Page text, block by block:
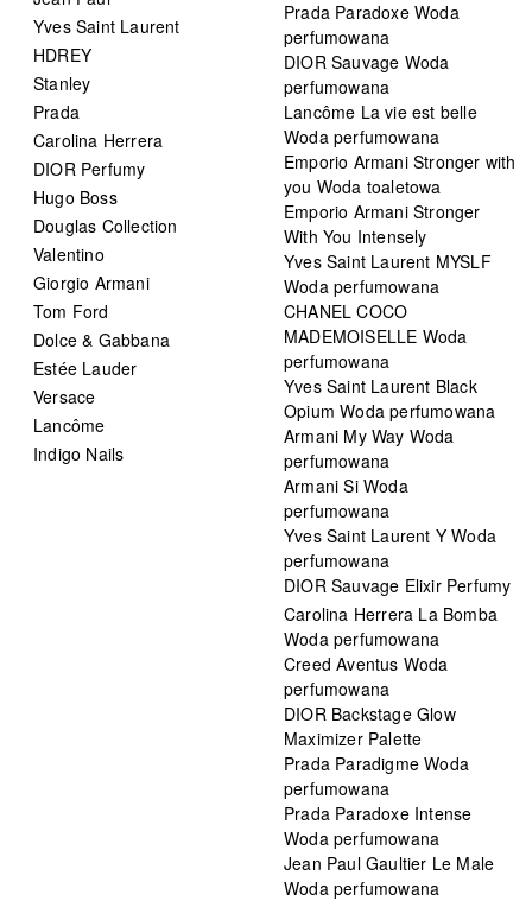
Yves Saint Laurent
HDREY
Stanley
Prada
Carolina Herrera
DIOR Perfumy
Hugo Boss
Douglas Collection
Valentino
Giorgio Armani
Tom Ford
Dolce & Gabbana
Estée Lauder
Versace
Lancôme
Indigo Nails
Prada Paradoxe Woda
perfumowana
DIOR Sauvage Woda
perfumowana
Lancôme La vie est belle
Woda perfumowana
Emporio Armani Stronger with
you Woda toaletowa
Emporio Armani Stronger
With You Intensely
Yves Saint Laurent MYSLF
Woda perfumowana
CHANEL COCO
MADEMOISELLE Woda
perfumowana
Yves Saint Laurent Black
Opium Woda perfumowana
Armani My Way Woda
perfumowana
Armani Si Woda
perfumowana
Yves Saint Laurent Y Woda
perfumowana
DIOR Sauvage Elixir Perfumy
Carolina Herrera La Bomba
Woda perfumowana
Creed Aventus Woda
perfumowana
DIOR Backstage Glow
Maximizer Palette
Prada Paradigme Woda
perfumowana
Prada Paradoxe Intense
Woda perfumowana
Jean Paul Gaultier Le Male
Woda perfumowana